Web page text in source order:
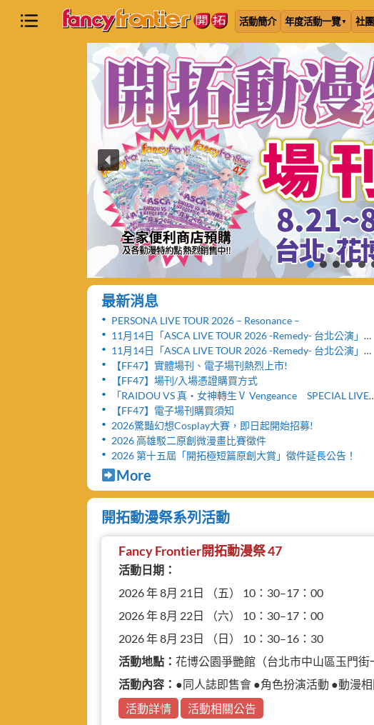
活動簡介 年度活動一覽 社
最新消息
PERSONA LIVE TOUR 2026 – Resonance –
11月14日「ASCA LIVE TOUR 2026 -Remedy- 台北公演」將
舉辦「FF47迷你演唱會」與「致贈小禮物活動」
11月14日「ASCA LIVE TOUR 2026 -Remedy- 台北公演」售
票網頁公開及女性粉絲看台區設置公告！！
【FF47】實體場刊、電子場刊熱烈上市!
【FF47】場刊/入場憑證購買方式
「RAIDOU VS 真・女神轉生Ⅴ Vengeance SPECIAL
台北公演」活動取消及退票服務相關公告
【FF47】電子場刊購買須知
2026驚豔幻想Cosplay大賽，即日起開始招募!
2026 高雄駁二原創微漫畫比賽徵件
2026 第十五屆「開拓極短篇原創大賞」徵件延長公告！
More
開拓動漫祭系列活動
Fancy Frontier開拓動漫祭 47
活動日期：
2026 年 8月 21日 （五） 10：30–17：00
2026 年 8月 22日 （六） 10：30–17：00
2026 年 8月 23日 （日） 10：30–16：30
活動地點：花博公園爭艷館（台北市中山區玉門街
活動內容： ●同人誌即售會 ●角色扮演活動 ●動漫
活動詳情
活動相關公告